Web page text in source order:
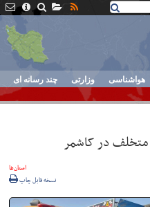
هواشناسی وزارتی چند رسانه ای
استان‌ها
نسخه قابل چاپ